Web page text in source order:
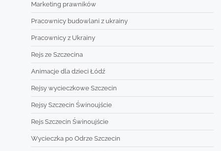
Marketing prawników
Pracownicy budowlani z ukrainy
Pracownicy z Ukrainy
Rejs ze Szczecina
Animacje dla dzieci Łódź
Rejsy wycieczkowe Szczecin
Rejsy Szczecin Świnoujście
Rejs Szczecin Świnoujście
Wycieczka po Odrze Szczecin